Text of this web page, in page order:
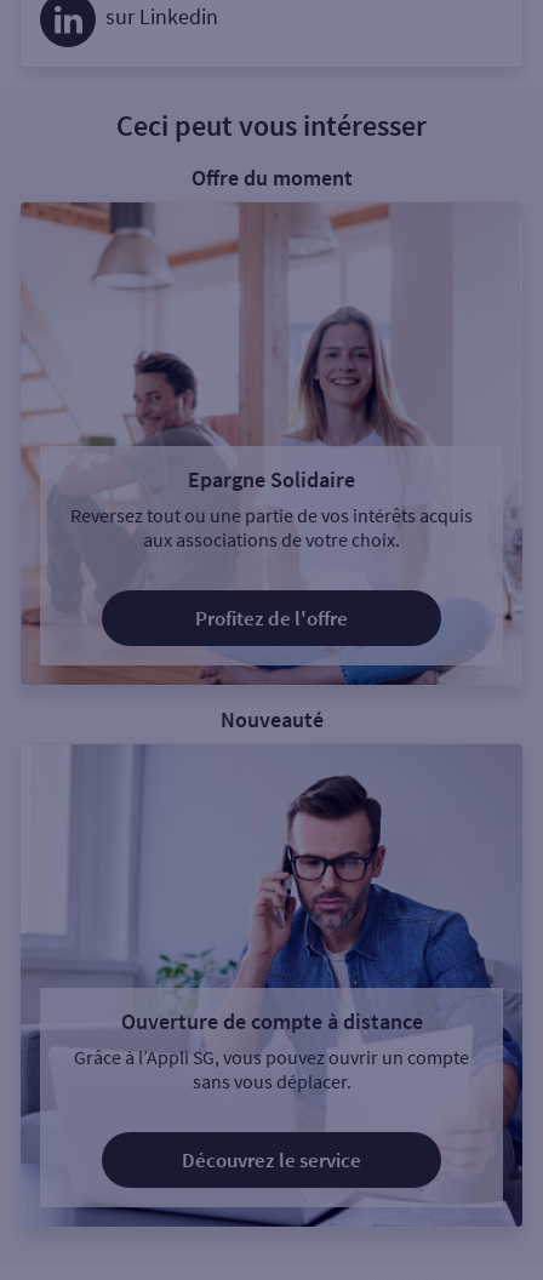
sur Linkedin
Ceci peut vous intéresser
Offre du moment
Epargne Solidaire
Reversez tout ou une partie de vos intérêts acquis
aux associations de votre choix.
Profitez de l'offre
Nouveauté
Ouverture de compte à distance
Grâce à l’Appli SG, vous pouvez ouvrir un compte
sans vous déplacer.
Découvrez le service